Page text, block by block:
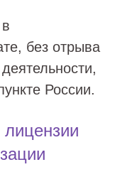
без отрыва
России.
лицензии